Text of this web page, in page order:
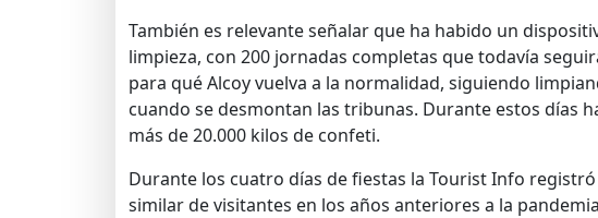
También es relevante señalar que ha habido un
limpieza, con 200 jornadas completas que todavía
para qué Alcoy vuelva a la normalidad, siguiendo
cuando se desmontan las tribunas. Durante estos días
más de 20.000 kilos de confeti.
Durante los cuatro días de fiestas la Tourist Info
similar de visitantes en los años anteriores a la